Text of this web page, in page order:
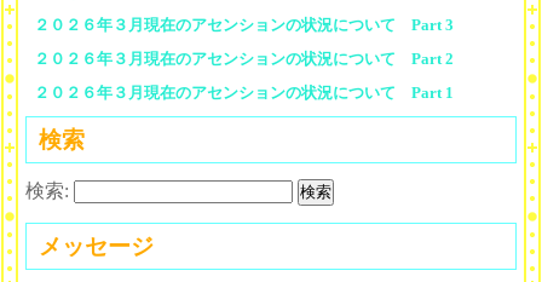
２０２６年３月現在のアセンションの状況について Part 3
２０２６年３月現在のアセンションの状況について Part 2
２０２６年３月現在のアセンションの状況について Part 1
検索
検索:
メッセージ